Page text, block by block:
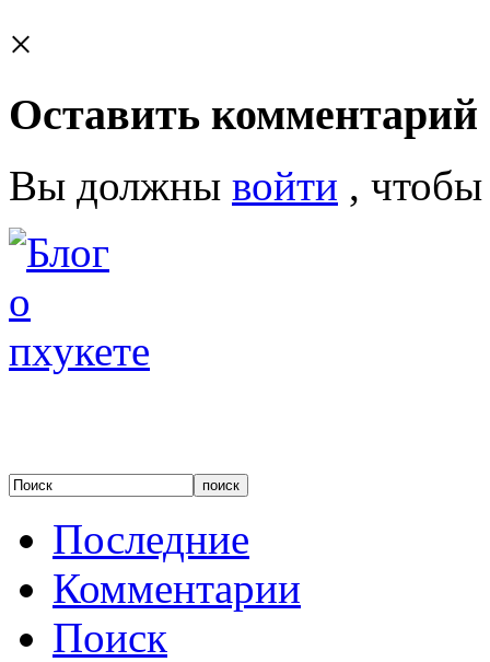
×
Оставить комментарий
Вы должны войти ,
Последние
Комментарии
Поиск